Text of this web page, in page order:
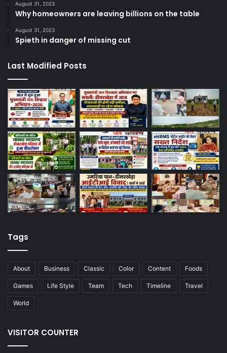
August 31, 2023
Why homeowners are leaving billions on the table
August 31, 2023
Spieth in danger of missing cut
Last Modified Posts
Tags
About Business Classic Color Content Foods
Games Life Style Team Tech Timeline Travel
World
VISITOR COUNTER